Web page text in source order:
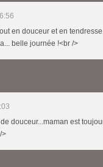
en douceur et en
belle journée !<br />
douceur...maman est
>